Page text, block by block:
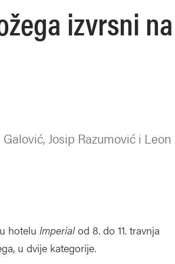
izvrsni na
Josip Razumović i Leon
hotelu Imperialod 8. do 11. travnja
u dvije kategorije.